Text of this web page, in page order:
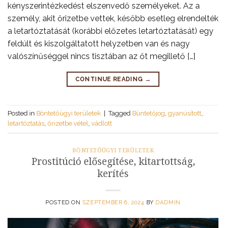
kényszerintézkedést elszenvedő személyeket. Az a
személy, akit őrizetbe vettek, később esetleg elrendelték
a letartóztatását (korábbi előzetes letartóztatását) egy
feldúlt és kiszolgáltatott helyzetben van és nagy
valószínűséggel nincs tisztában az őt megillető […]
CONTINUE READING →
Posted in Böntetőügyi területek Tagged Büntetőjog, gyanúsított,
letartóztatás, őrizetbe vétel, vádlott
BÖNTETŐÜGYI TERÜLETEK
Prostitúció elősegítése, kitartottság,
kerítés
POSTED ON SZEPTEMBER 6, 2024 BY DADMIN